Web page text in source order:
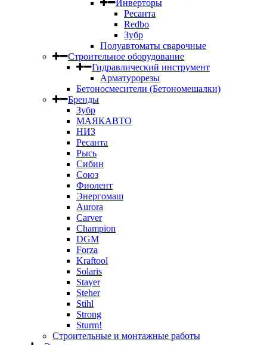
Инверторы
Ресанта
Redbo
Зубр
Полуавтоматы сварочные
Строительное оборудование
Гидравлический инструмент
Арматурорезы
Бетоносмесители (Бетономешалки)
Бренды
Зубр
МАЯКАВТО
НИЗ
Ресанта
Рысь
Сибин
Союз
Фиолент
Энергомаш
Aurora
Carver
Champion
DGM
Forza
Kraftool
Solaris
Stayer
Steher
Stihl
Strong
Sturm!
Строительные и монтажные работы